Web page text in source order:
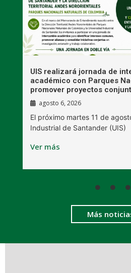
UIS realizará jornada de
académico con Parques
promover proyectos
agosto 6, 2026
El próximo martes 11 de
Industrial de Santander (UIS)
Ver más
Más